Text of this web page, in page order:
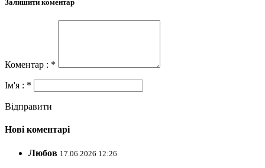
Залишити коментар
Коментар : *
Ім'я : *
Відправити
Нові коментарі
Любов 17.06.2026 12:26